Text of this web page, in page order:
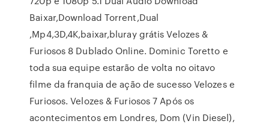
Baixar,Download Torrent,Dual
,Mp4,3D,4K,baixar,bluray grátis Velozes &
Furiosos 8 Dublado Online. Dominic Toretto e
toda sua equipe estarão de volta no oitavo
filme da franquia de ação de sucesso Velozes e
Furiosos. Velozes & Furiosos 7 Após os
acontecimentos em Londres, Dom (Vin Diesel),